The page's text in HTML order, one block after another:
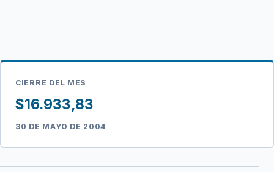
CIERRE DEL MES
$16.933,83
30 DE MAYO DE 2004